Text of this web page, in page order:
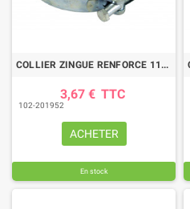
COLLIER ZINGUE RENFORCE 113/121
3,67 € TTC
102-201952
ACHETER
En stock